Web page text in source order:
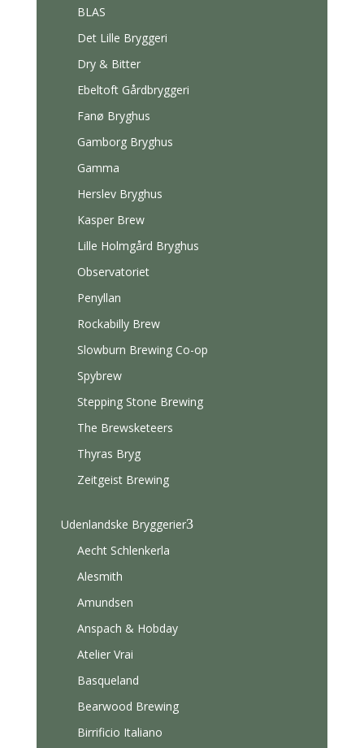
BLAS
Det Lille Bryggeri
Dry & Bitter
Ebeltoft Gårdbryggeri
Fanø Bryghus
Gamborg Bryghus
Gamma
Herslev Bryghus
Kasper Brew
Lille Holmgård Bryghus
Observatoriet
Penyllan
Rockabilly Brew
Slowburn Brewing Co-op
Spybrew
Stepping Stone Brewing
The Brewsketeers
Thyras Bryg
Zeitgeist Brewing
Udenlandske Bryggerier3
Aecht Schlenkerla
Alesmith
Amundsen
Anspach & Hobday
Atelier Vrai
Basqueland
Bearwood Brewing
Birrificio Italiano